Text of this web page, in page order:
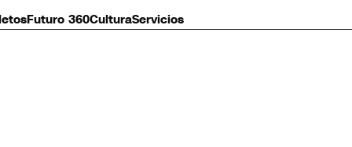
Futuro 360CulturaServicios